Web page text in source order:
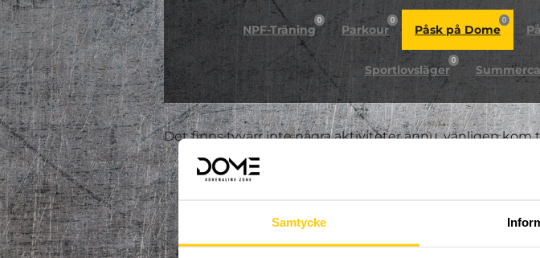
Samtycke
NPF-Träning
0
Parkour
0
Påsk på Dome
0
Sportlovsläger
0
Det finns tyvärr inte några aktiviteter ännu, vänligen kom